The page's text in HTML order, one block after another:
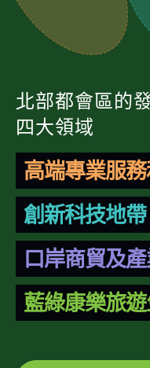
北部都會區的
四大領域
高端專業服
創新科技地帶
口岸商貿及
藍綠康樂旅